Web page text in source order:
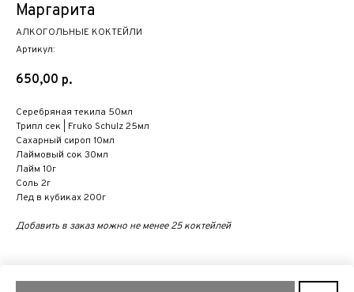
Маргарита
АЛКОГОЛЬНЫЕ КОКТЕЙЛИ
Артикул:
650,00 р.
Серебряная текила 50мл
Трипл сек | Fruko Schulz25мл
Сахарный сироп 10мл
Лаймовый сок 30мл
Лайм 10г
Соль 2г
Лед в кубиках200г
Добавить в заказ можно не менее 25 коктейлей